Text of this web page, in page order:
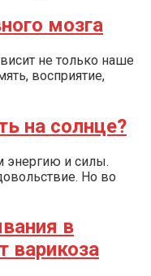
мозга
не только наше
восприятие,
на солнце?
энергию и силы.
Но во
в
варикоза